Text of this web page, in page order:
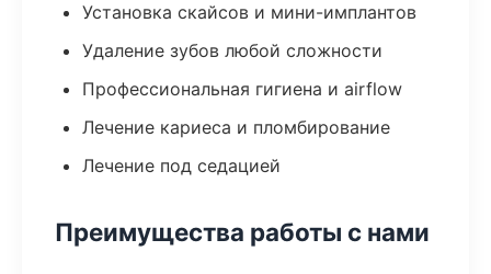
Установка скайсов и мини-имплантов
Удаление зубов любой сложности
Профессиональная гигиена и airflow
Лечение кариеса и пломбирование
Лечение под седацией
Преимущества работы с нами